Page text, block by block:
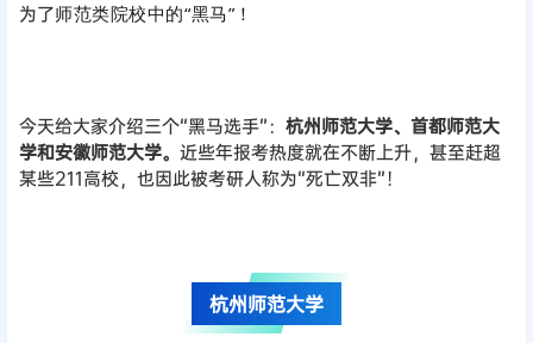
为了师范类院校中的“黑马”！
今天给大家介绍三个“黑马选手”： 杭州师范大学、首都师范大
学和安徽师范大学。 近些年报考热度就在不断上升，甚至赶超
某些211高校，也因此被考研人称为“死亡双非”！
杭州师范大学